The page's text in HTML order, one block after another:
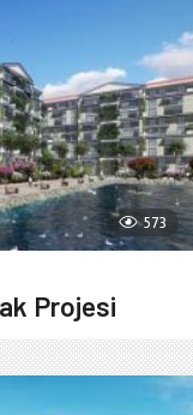
573
Projesi